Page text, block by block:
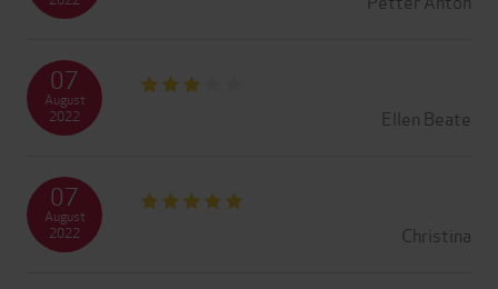
Ellen Beate
07
August
2022
Christina
07
August
2022